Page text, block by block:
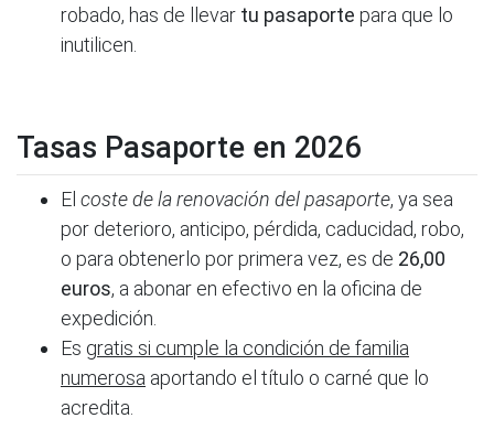
robado, has de llevar tu pasaporte para que lo
inutilicen.
Tasas Pasaporte en 2026
El coste de la renovación del pasaporte, ya sea
por deterioro, anticipo, pérdida, caducidad, robo,
o para obtenerlo por primera vez, es de 26,00
euros, a abonar en efectivo en la oficina de
expedición.
Es gratis si cumple la condición de familia
numerosa aportando el título o carné que lo
acredita.